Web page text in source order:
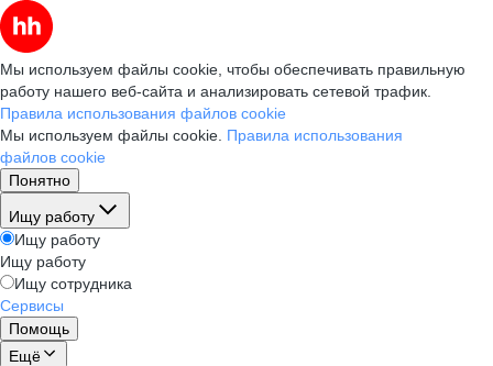
Мы используем файлы cookie, чтобы обеспечивать правильную
работу нашего веб-сайта и анализировать сетевой трафик.
Правила использования файлов cookie
Мы используем файлы cookie. Правила использования
файлов cookie
Понятно
Ищу работу
Ищу работу
Ищу работу
Ищу сотрудника
Сервисы
Помощь
Ещё